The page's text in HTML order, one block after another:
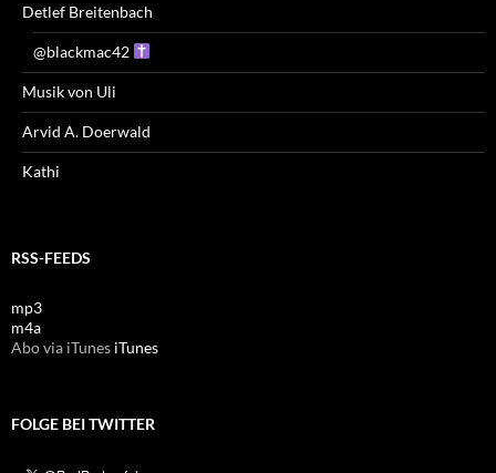
Detlef Breitenbach
@blackmac42
Musik von Uli
Arvid A. Doerwald
Kathi
RSS-FEEDS
mp3
m4a
Abo via iTunes iTunes
FOLGE BEI TWITTER